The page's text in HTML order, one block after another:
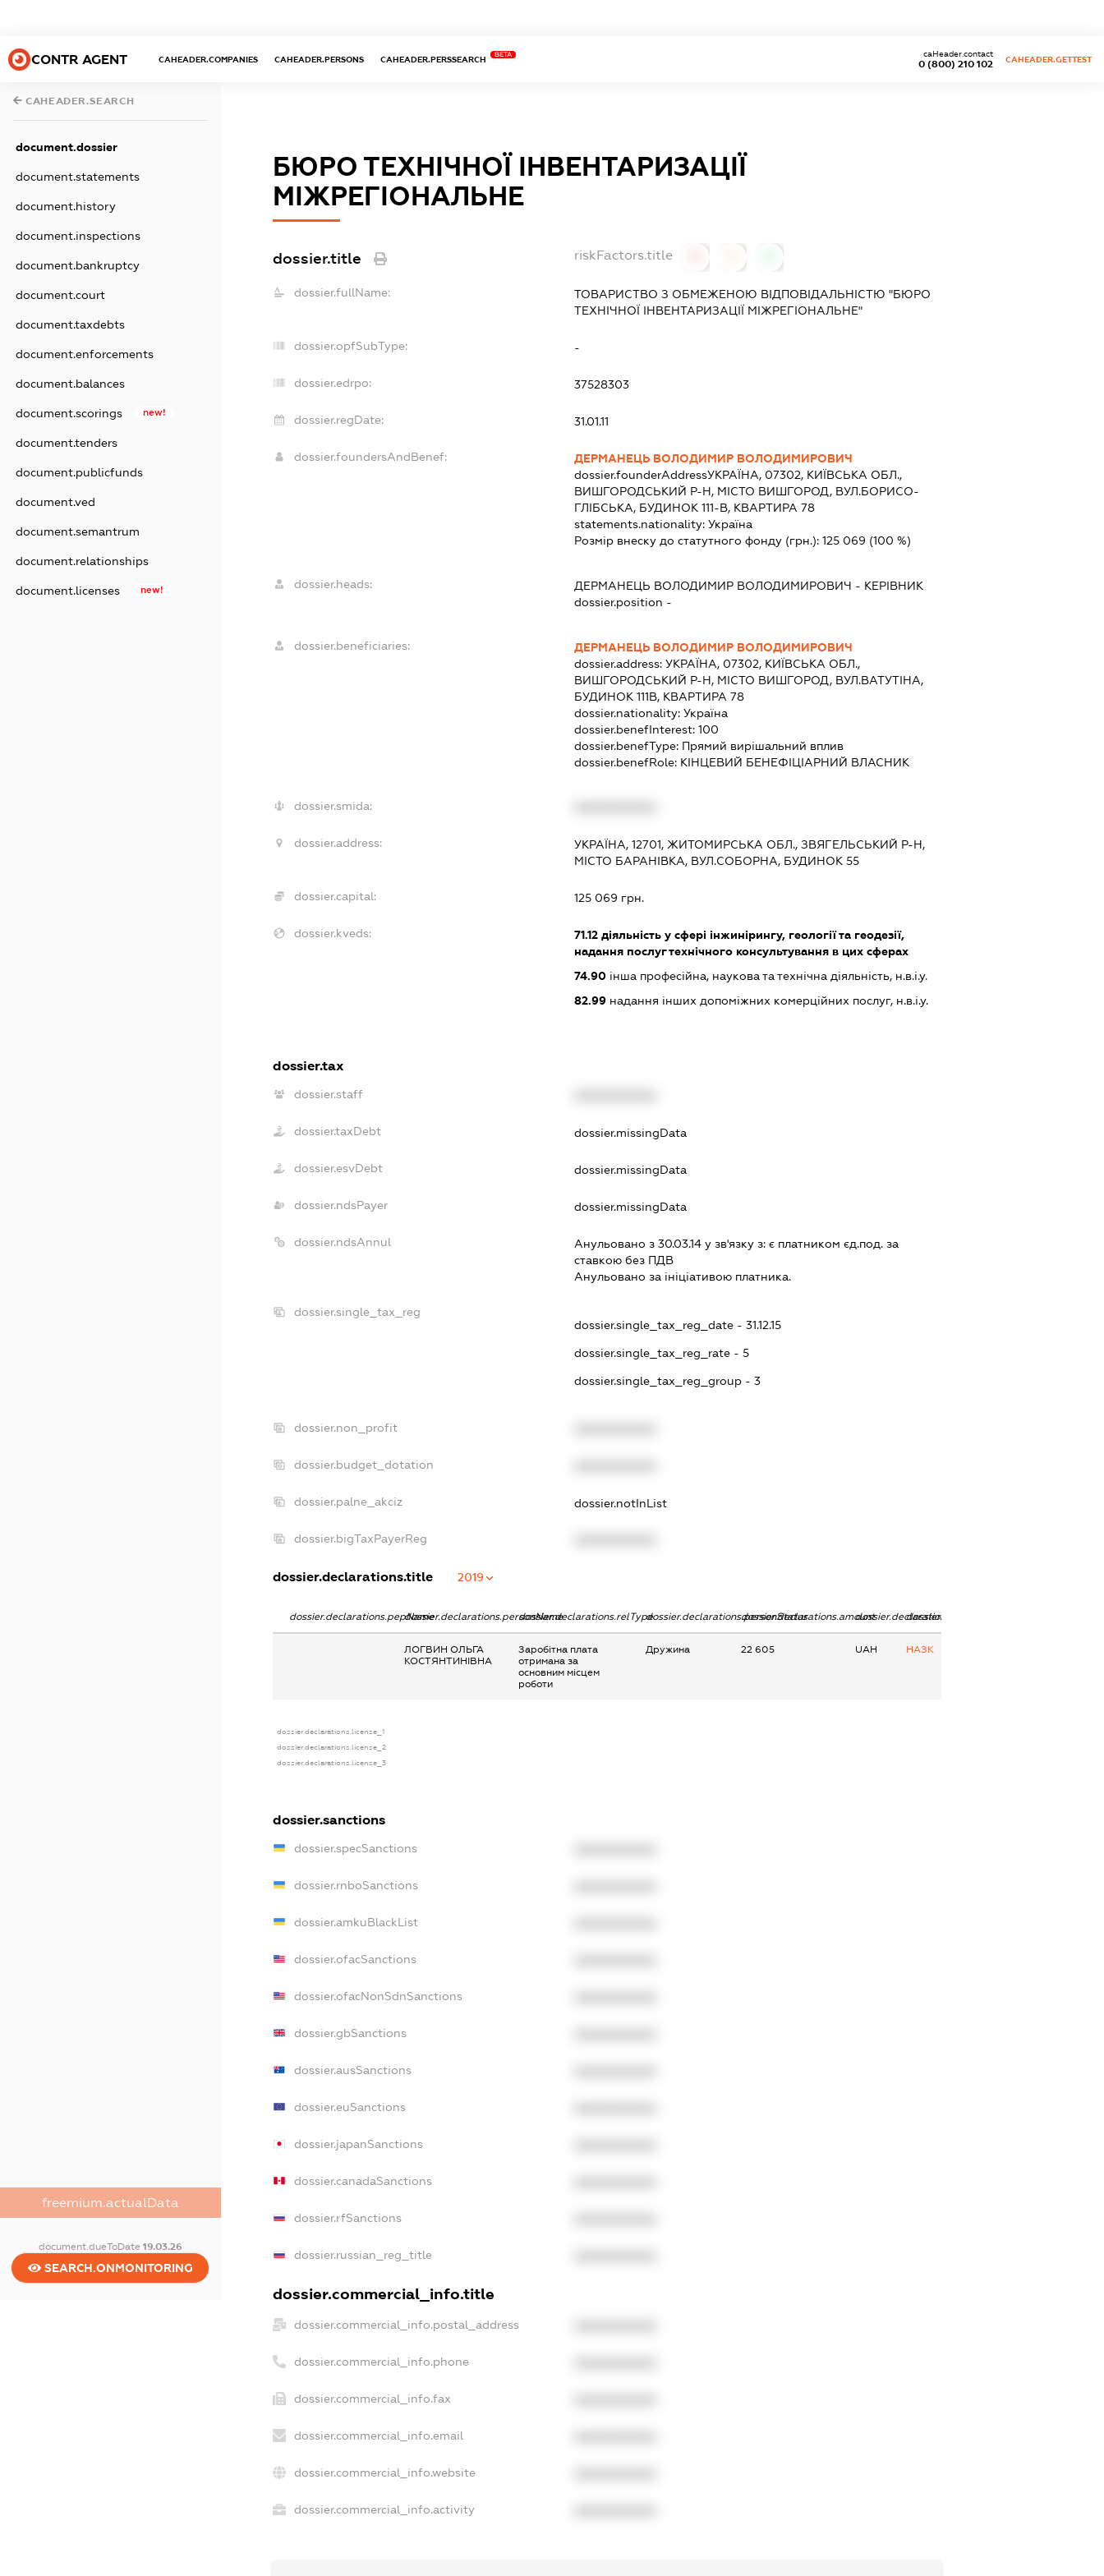
CONTR AGENT CAHEADER.COMPANIES CAHEADER.PERSONS CAHEADER.PERSSEARCH
BETA
0 (800) 210 102
caHeader.contact
CAHEADER.GETTEST
CAHEADER.SEARCH
document.dossier
document.statements
document.history
document.inspections
document.bankruptcy
document.court
document.taxdebts
document.enforcements
document.balances
document.scorings new!
document.tenders
document.publicfunds
document.ved
document.semantrum
document.relationships
document.licenses new!
freemium.actualData
document.dueToDate 19.03.26
SEARCH.ONMONITORING
БЮРО ТЕХНІЧНОЇ ІНВЕНТАРИЗАЦІЇ
МІЖРЕГІОНАЛЬНЕ
dossier.title riskFactors.title
dossier.fullName:
ТОВАРИСТВО З ОБМЕЖЕНОЮ ВІДПОВІДАЛЬНІСТЮ "БЮРО
ТЕХНІЧНОЇ ІНВЕНТАРИЗАЦІЇ МІЖРЕГІОНАЛЬНЕ"
dossier.opfSubType: -
dossier.edrpo: 37528303
dossier.regDate: 31.01.11
dossier.foundersAndBenef:
ДЕРМАНЕЦЬ ВОЛОДИМИР ВОЛОДИМИРОВИЧ
dossier.founderAddressУКРАЇНА, 07302, КИЇВСЬКА ОБЛ.,
ВИШГОРОДСЬКИЙ Р-Н, МІСТО ВИШГОРОД, ВУЛ.БОРИСО-
ГЛІБСЬКА, БУДИНОК 111-В, КВАРТИРА 78
statements.nationality: Україна
Розмір внеску до статутного фонду (грн.): 125 069 (100 %)
dossier.heads: ДЕРМАНЕЦЬ ВОЛОДИМИР ВОЛОДИМИРОВИЧ - КЕРІВНИК
dossier.position -
dossier.beneficiaries:
ДЕРМАНЕЦЬ ВОЛОДИМИР ВОЛОДИМИРОВИЧ
dossier.address: УКРАЇНА, 07302, КИЇВСЬКА ОБЛ.,
ВИШГОРОДСЬКИЙ Р-Н, МІСТО ВИШГОРОД, ВУЛ.ВАТУТІНА,
БУДИНОК 111В, КВАРТИРА 78
dossier.nationality: Україна
dossier.benefInterest: 100
dossier.benefType: Прямий вирішальний вплив
dossier.benefRole: КІНЦЕВИЙ БЕНЕФІЦІАРНИЙ ВЛАСНИК
dossier.smida:
dossier.address:
УКРАЇНА, 12701, ЖИТОМИРСЬКА ОБЛ., ЗВЯГЕЛЬСЬКИЙ Р-Н,
МІСТО БАРАНІВКА, ВУЛ.СОБОРНА, БУДИНОК 55
dossier.capital: 125 069 грн.
dossier.kveds: 71.12діяльність у сфері інжинірингу, геології та геодезії,
надання послуг технічного консультування в цих сферах
74.90інша професійна, наукова та технічна діяльність, н.в.і.у.
82.99надання інших допоміжних комерційних послуг, н.в.і.у.
dossier.tax
dossier.staff
dossier.taxDebt dossier.missingData
dossier.esvDebt dossier.missingData
dossier.ndsPayer dossier.missingData
dossier.ndsAnnul Анульовано з 30.03.14 у зв'язку з: є платником єд.под. за
ставкою без ПДВ
Анульовано за iнiцiативою платника.
dossier.single_tax_reg
dossier.single_tax_reg_date - 31.12.15
dossier.single_tax_reg_rate - 5
dossier.single_tax_reg_group - 3
dossier.non_profit
dossier.budget_dotation
dossier.palne_akciz dossier.notInList
dossier.bigTaxPayerReg
dossier.declarations.title 2019
dossier.declarations.pepNamedossier.declarations.personNamedossier.declarations.relTypedossier.declarations.personStatusdossier.declarations.amountdossier.declarations.currency
dossier.declarations.source
ЛОГВИН ОЛЬГА
КОСТЯНТИНІВНА
Заробітна плата
отримана за
основним місцем
роботи
Дружина 22 605 UAH НАЗК
dossier.declarations.license_1
dossier.declarations.license_2
dossier.declarations.license_3
dossier.sanctions
dossier.specSanctions
dossier.rnboSanctions
dossier.amkuBlackList
dossier.ofacSanctions
dossier.ofacNonSdnSanctions
dossier.gbSanctions
dossier.ausSanctions
dossier.euSanctions
dossier.japanSanctions
dossier.canadaSanctions
dossier.rfSanctions
dossier.russian_reg_title
dossier.commercial_info.title
dossier.commercial_info.postal_address
dossier.commercial_info.phone
dossier.commercial_info.fax
dossier.commercial_info.email
dossier.commercial_info.website
dossier.commercial_info.activity